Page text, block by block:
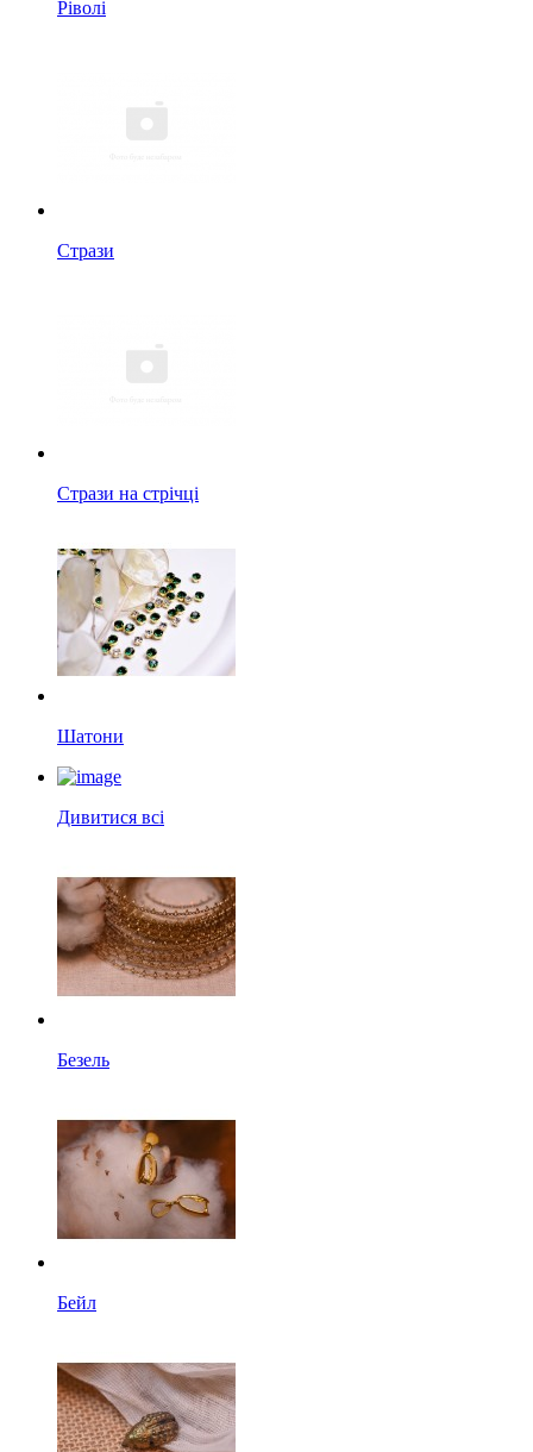
Ріволі
Стрази
Стрази на стрічці
Шатони
Дивитися всі
Безель
Бейл